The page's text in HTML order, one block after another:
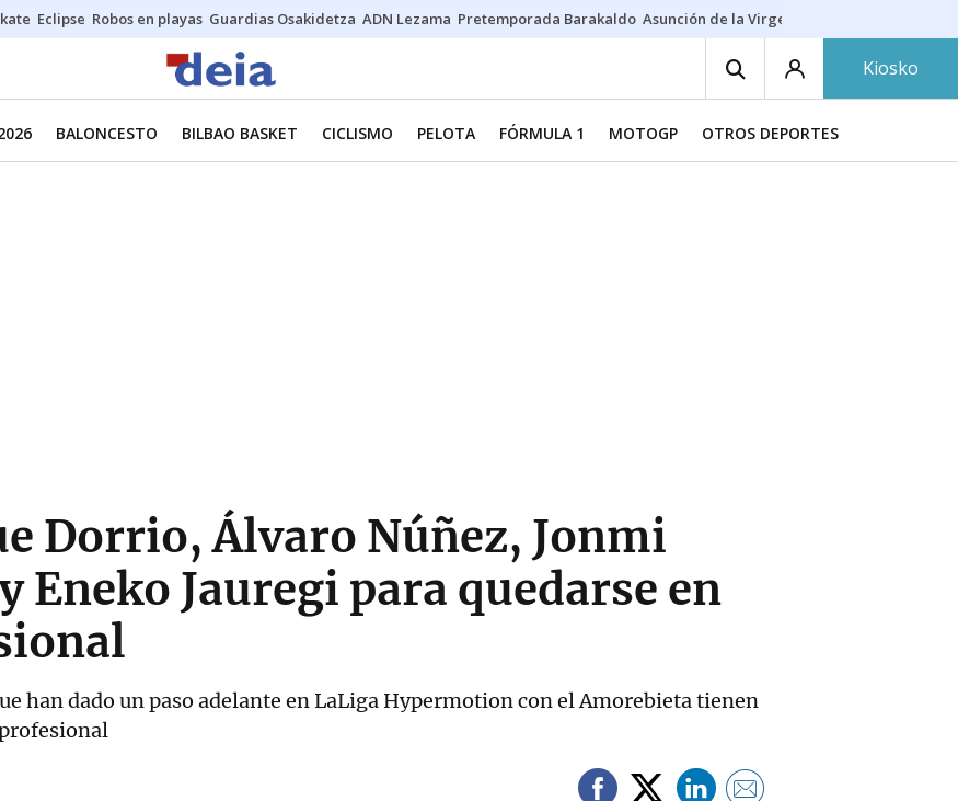
Eclipse Robos en playas Guardias Osakidetza ADN Lezama Pretemporada Barakaldo Asunción de la Virgen
Kiosko
BALONCESTO BILBAO BASKET CICLISMO PELOTA FÓRMULA 1 MOTOGP OTROS DEPORTES
Dorrio, Álvaro Núñez, Jonmi
Eneko Jauregi para quedarse en
han dado un paso adelante en LaLiga Hypermotion con el Amorebieta tienen